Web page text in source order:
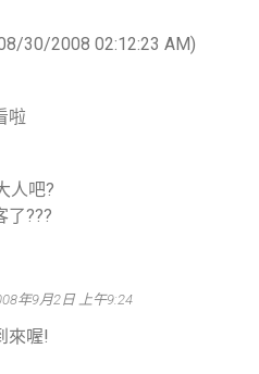
30/2008 02:12:23 AM)
啦
人吧?
了???
年9月2日 上午9:24
來喔!